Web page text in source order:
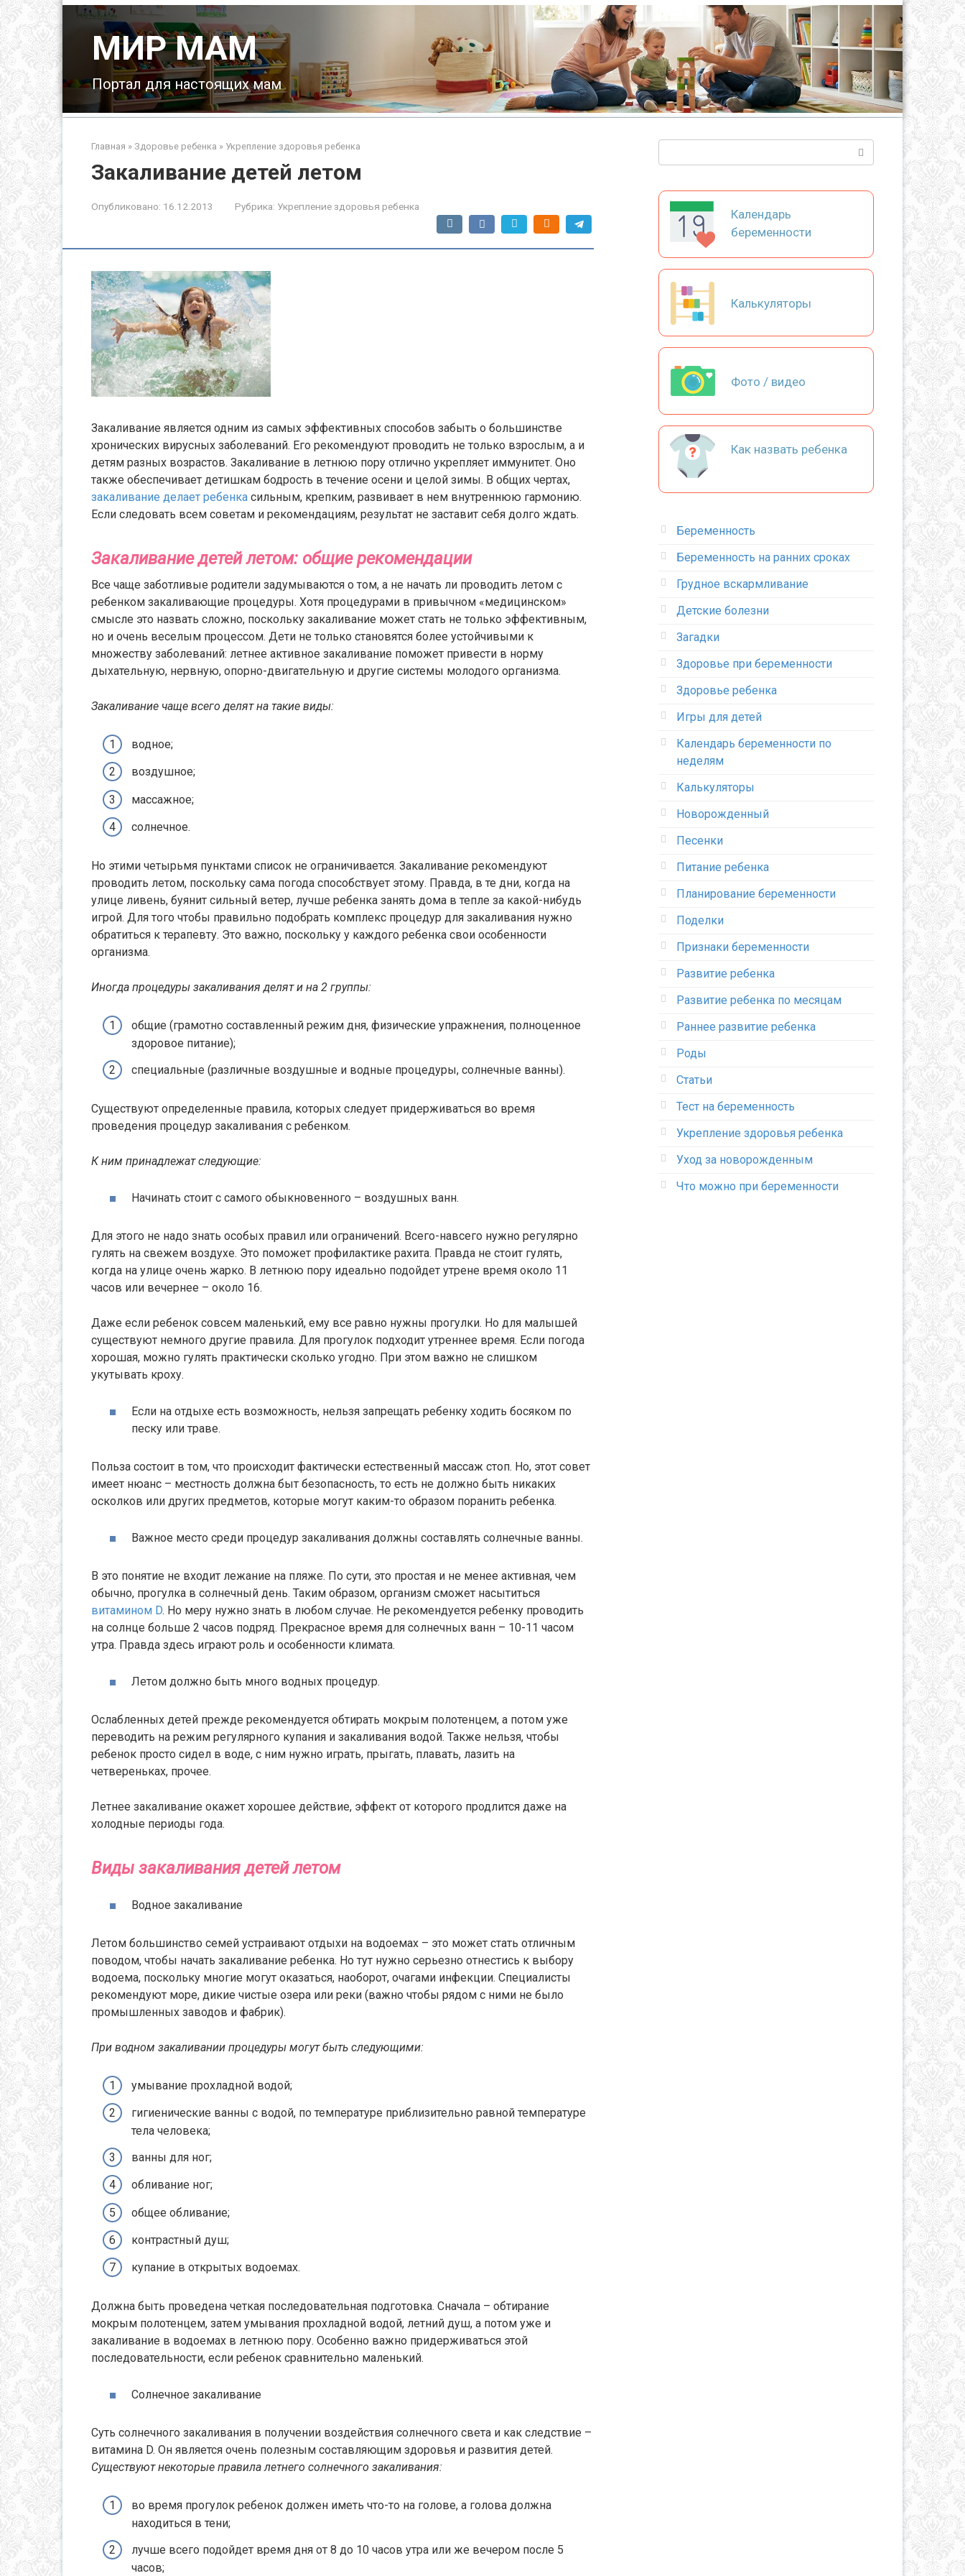
МИР МАМ
Портал для настоящих мам
Главная » Здоровье ребенка » Укрепление здоровья ребенка
Закаливание детей летом
Опубликовано: 16.12.2013 Рубрика: Укрепление здоровья ребенка
Закаливание является одним из самых эффективных способов забыть о большинстве
хронических вирусных заболеваний. Его рекомендуют проводить не только взрослым, а и
детям разных возрастов. Закаливание в летнюю пору отлично укрепляет иммунитет. Оно
также обеспечивает детишкам бодрость в течение осени и целой зимы. В общих чертах,
закаливание делает ребенка сильным, крепким, развивает в нем внутреннюю гармонию.
Если следовать всем советам и рекомендациям, результат не заставит себя долго ждать.
Закаливание детей летом: общие рекомендации
Все чаще заботливые родители задумываются о том, а не начать ли проводить летом с
ребенком закаливающие процедуры. Хотя процедурами в привычном «медицинском»
смысле это назвать сложно, поскольку закаливание может стать не только эффективным,
но и очень веселым процессом. Дети не только становятся более устойчивыми к
множеству заболеваний: летнее активное закаливание поможет привести в норму
дыхательную, нервную, опорно-двигательную и другие системы молодого организма.
Закаливание чаще всего делят на такие виды:
водное;
воздушное;
массажное;
солнечное.
Но этими четырьмя пунктами список не ограничивается. Закаливание рекомендуют
проводить летом, поскольку сама погода способствует этому. Правда, в те дни, когда на
улице ливень, буянит сильный ветер, лучше ребенка занять дома в тепле за какой-нибудь
игрой. Для того чтобы правильно подобрать комплекс процедур для закаливания нужно
обратиться к терапевту. Это важно, поскольку у каждого ребенка свои особенности
организма.
Иногда процедуры закаливания делят и на 2 группы:
общие (грамотно составленный режим дня, физические упражнения, полноценное
здоровое питание);
специальные (различные воздушные и водные процедуры, солнечные ванны).
Существуют определенные правила, которых следует придерживаться во время
проведения процедур закаливания с ребенком.
К ним принадлежат следующие:
Начинать стоит с самого обыкновенного – воздушных ванн.
Для этого не надо знать особых правил или ограничений. Всего-навсего нужно регулярно
гулять на свежем воздухе. Это поможет профилактике рахита. Правда не стоит гулять,
когда на улице очень жарко. В летнюю пору идеально подойдет утрене время около 11
часов или вечернее – около 16.
Даже если ребенок совсем маленький, ему все равно нужны прогулки. Но для малышей
существуют немного другие правила. Для прогулок подходит утреннее время. Если погода
хорошая, можно гулять практически сколько угодно. При этом важно не слишком
укутывать кроху.
Если на отдыхе есть возможность, нельзя запрещать ребенку ходить босяком по
песку или траве.
Польза состоит в том, что происходит фактически естественный массаж стоп. Но, этот совет
имеет нюанс – местность должна быт безопасность, то есть не должно быть никаких
осколков или других предметов, которые могут каким-то образом поранить ребенка.
Важное место среди процедур закаливания должны составлять солнечные ванны.
В это понятие не входит лежание на пляже. По сути, это простая и не менее активная, чем
обычно, прогулка в солнечный день. Таким образом, организм сможет насытиться
витамином D. Но меру нужно знать в любом случае. Не рекомендуется ребенку проводить
на солнце больше 2 часов подряд. Прекрасное время для солнечных ванн – 10-11 часом
утра. Правда здесь играют роль и особенности климата.
Летом должно быть много водных процедур.
Ослабленных детей прежде рекомендуется обтирать мокрым полотенцем, а потом уже
переводить на режим регулярного купания и закаливания водой. Также нельзя, чтобы
ребенок просто сидел в воде, с ним нужно играть, прыгать, плавать, лазить на
четвереньках, прочее.
Летнее закаливание окажет хорошее действие, эффект от которого продлится даже на
холодные периоды года.
Виды закаливания детей летом
Водное закаливание
Летом большинство семей устраивают отдыхи на водоемах – это может стать отличным
поводом, чтобы начать закаливание ребенка. Но тут нужно серьезно отнестись к выбору
водоема, поскольку многие могут оказаться, наоборот, очагами инфекции. Специалисты
рекомендуют море, дикие чистые озера или реки (важно чтобы рядом с ними не было
промышленных заводов и фабрик).
При водном закаливании процедуры могут быть следующими:
умывание прохладной водой;
гигиенические ванны с водой, по температуре приблизительно равной температуре
тела человека;
ванны для ног;
обливание ног;
общее обливание;
контрастный душ;
купание в открытых водоемах.
Должна быть проведена четкая последовательная подготовка. Сначала – обтирание
мокрым полотенцем, затем умывания прохладной водой, летний душ, а потом уже и
закаливание в водоемах в летнюю пору. Особенно важно придерживаться этой
последовательности, если ребенок сравнительно маленький.
Солнечное закаливание
Суть солнечного закаливания в получении воздействия солнечного света и как следствие –
витамина D. Он является очень полезным составляющим здоровья и развития детей.
Существуют некоторые правила летнего солнечного закаливания:
во время прогулок ребенок должен иметь что-то на голове, а голова должна
находиться в тени;
лучше всего подойдет время дня от 8 до 10 часов утра или же вечером после 5
часов;
Календарь
беременности
Калькуляторы
Фото / видео
Как назвать ребенка
Беременность
Беременность на ранних сроках
Грудное вскармливание
Детские болезни
Загадки
Здоровье при беременности
Здоровье ребенка
Игры для детей
Календарь беременности по
неделям
Калькуляторы
Новорожденный
Песенки
Питание ребенка
Планирование беременности
Поделки
Признаки беременности
Развитие ребенка
Развитие ребенка по месяцам
Раннее развитие ребенка
Роды
Статьи
Тест на беременность
Укрепление здоровья ребенка
Уход за новорожденным
Что можно при беременности